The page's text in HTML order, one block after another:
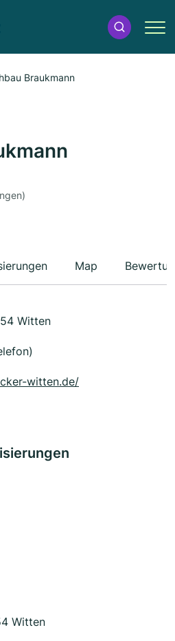
Braukmann
Map
Witten
witten.de/
Witten